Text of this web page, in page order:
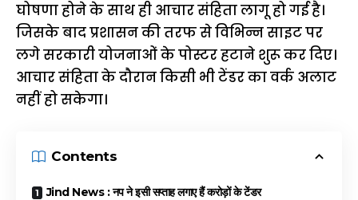
घोषणा होने के साथ ही आचार संहिता लागू हो गई है।
जिसके बाद प्रशासन की तरफ से विभिन्न साइट पर
लगे सरकारी योजनाओं के पोस्टर हटाने शुरू कर दिए।
आचार संहिता के दौरान किसी भी टेंडर का वर्क अलाट
नहीं हो सकेगा।
Contents
Jind News : नप ने इसी सप्ताह लगाए हैं करोड़ों के टेंडर